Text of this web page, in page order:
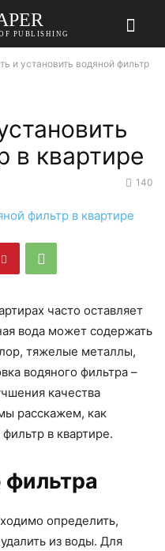
PUBLISHING
и установить водяной фильтр
в квартире
140
часто оставляет
вода может содержать
тяжелые металлы,
водяного фильтра –
качества
расскажем, как
в квартире.
определить,
из воды. Для